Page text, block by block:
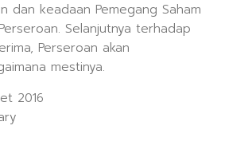
dan keadaan Pemegang Saham
Selanjutnya terhadap
Perseroan akan
mestinya.
2016